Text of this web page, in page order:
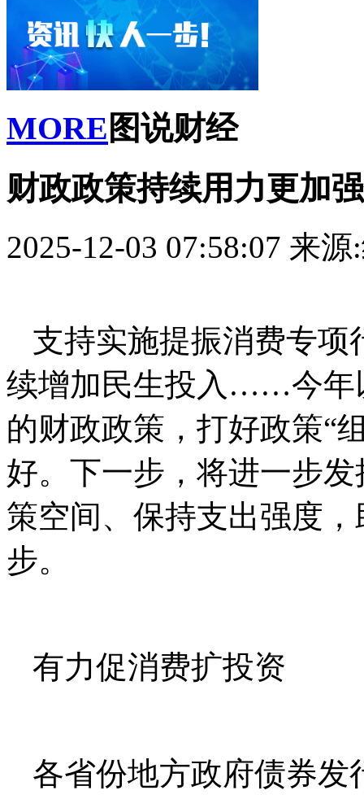
MORE 图说财经
财政政策持续用力更加
2025-12-03 07:58:07 来源
支持实施提振消费专项
续增加民生投入……今年
的财政政策，打好政策“
好。下一步，将进一步
策空间、保持支出强度
步。
有力促消费扩投资
各省份地方政府债券发